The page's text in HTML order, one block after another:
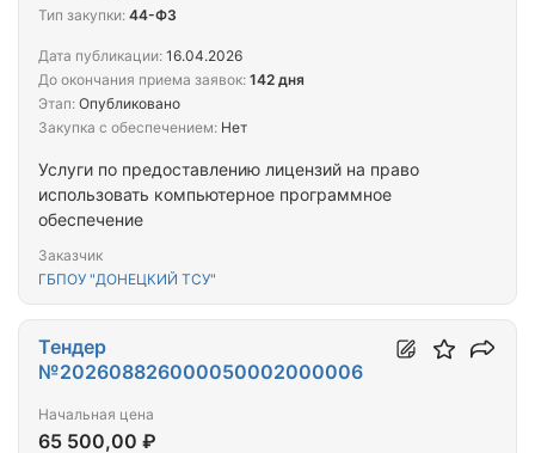
Услуги по предоставлению лицензий на право
использовать компьютерное программное
обеспечение
Заказчик
ГБПОУ "ДОНЕЦКИЙ ТСУ"
Тип закупки: 44-ФЗ
Дата публикации: 16.04.2026
До окончания приема заявок: 142 дня
Этап: Опубликовано
Закупка с обеспечением: Нет
Тендер
№202608826000050002000006
Начальная цена
65 500,00 ₽